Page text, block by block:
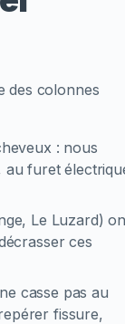
des colonnes
: nous
au furet
Le Luzard)
ces
casse pas au
fissure,